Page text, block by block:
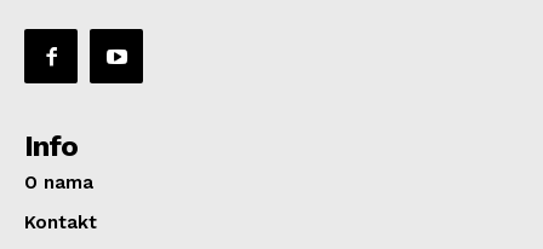
Info
O nama
Kontakt